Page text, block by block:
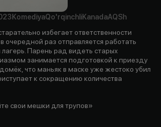
KomediyaQo'rqinchliKanadaAQSh
избегает ответственности
очередной раз отправляется работать
Парень рад видеть старых
занимается подготовкой к приезду
что маньяк в маске уже жестоко убил
к сокращению количества
свои мешки для трупов»